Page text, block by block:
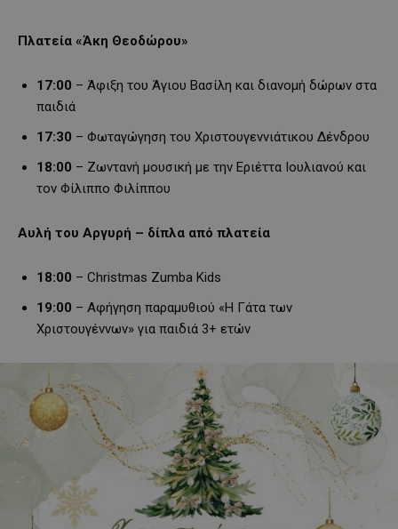
Πλατεία «Άκη Θεοδώρου»
17:00 – Άφιξη του Άγιου Βασίλη και διανομή δώρων στα
παιδιά
17:30 – Φωταγώγηση του Χριστουγεννιάτικου Δένδρου
18:00 – Ζωντανή μουσική με την Εριέττα Ιουλιανού και
τον Φίλιππο Φιλίππου
Αυλή του Αργυρή – δίπλα από πλατεία
18:00 – Christmas Zumba Kids
19:00 – Αφήγηση παραμυθιού «Η Γάτα των
Χριστουγέννων» για παιδιά 3+ ετών